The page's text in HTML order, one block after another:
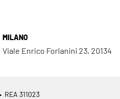
MILANO
Viale Enrico Forlanini 23, 20134
311023